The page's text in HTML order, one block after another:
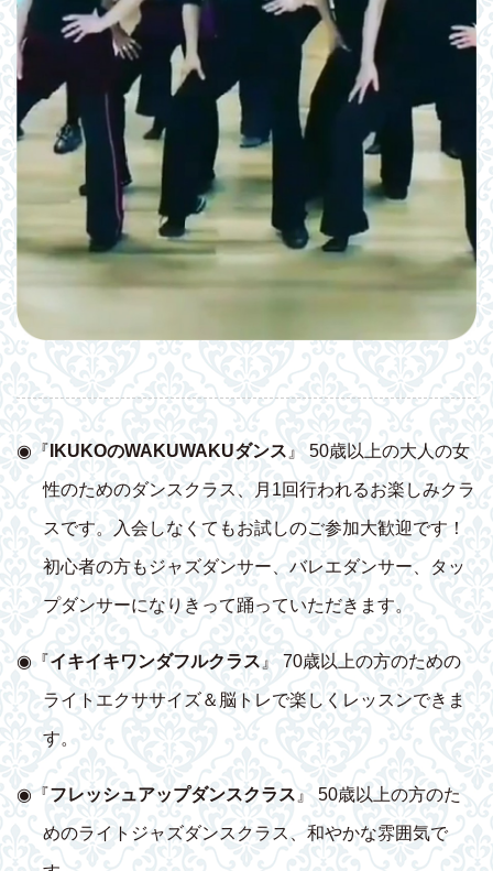
◉『 IKUKOのWAKUWAKUダンス 』 50歳以上の大人の女
性のためのダンスクラス、月1回行われるお楽しみクラ
スです。入会しなくてもお試しのご参加大歓迎です！
初心者の方もジャズダンサー、バレエダンサー、タッ
プダンサーになりきって踊っていただきます。
◉『イキイキワンダフルクラス 』 70歳以上の方のための
ライトエクササイズ＆脳トレで楽しくレッスンできま
す。
◉『フレッシュアップダンスクラス』 50歳以上の方のた
めのライトジャズダンスクラス、和やかな雰囲気で